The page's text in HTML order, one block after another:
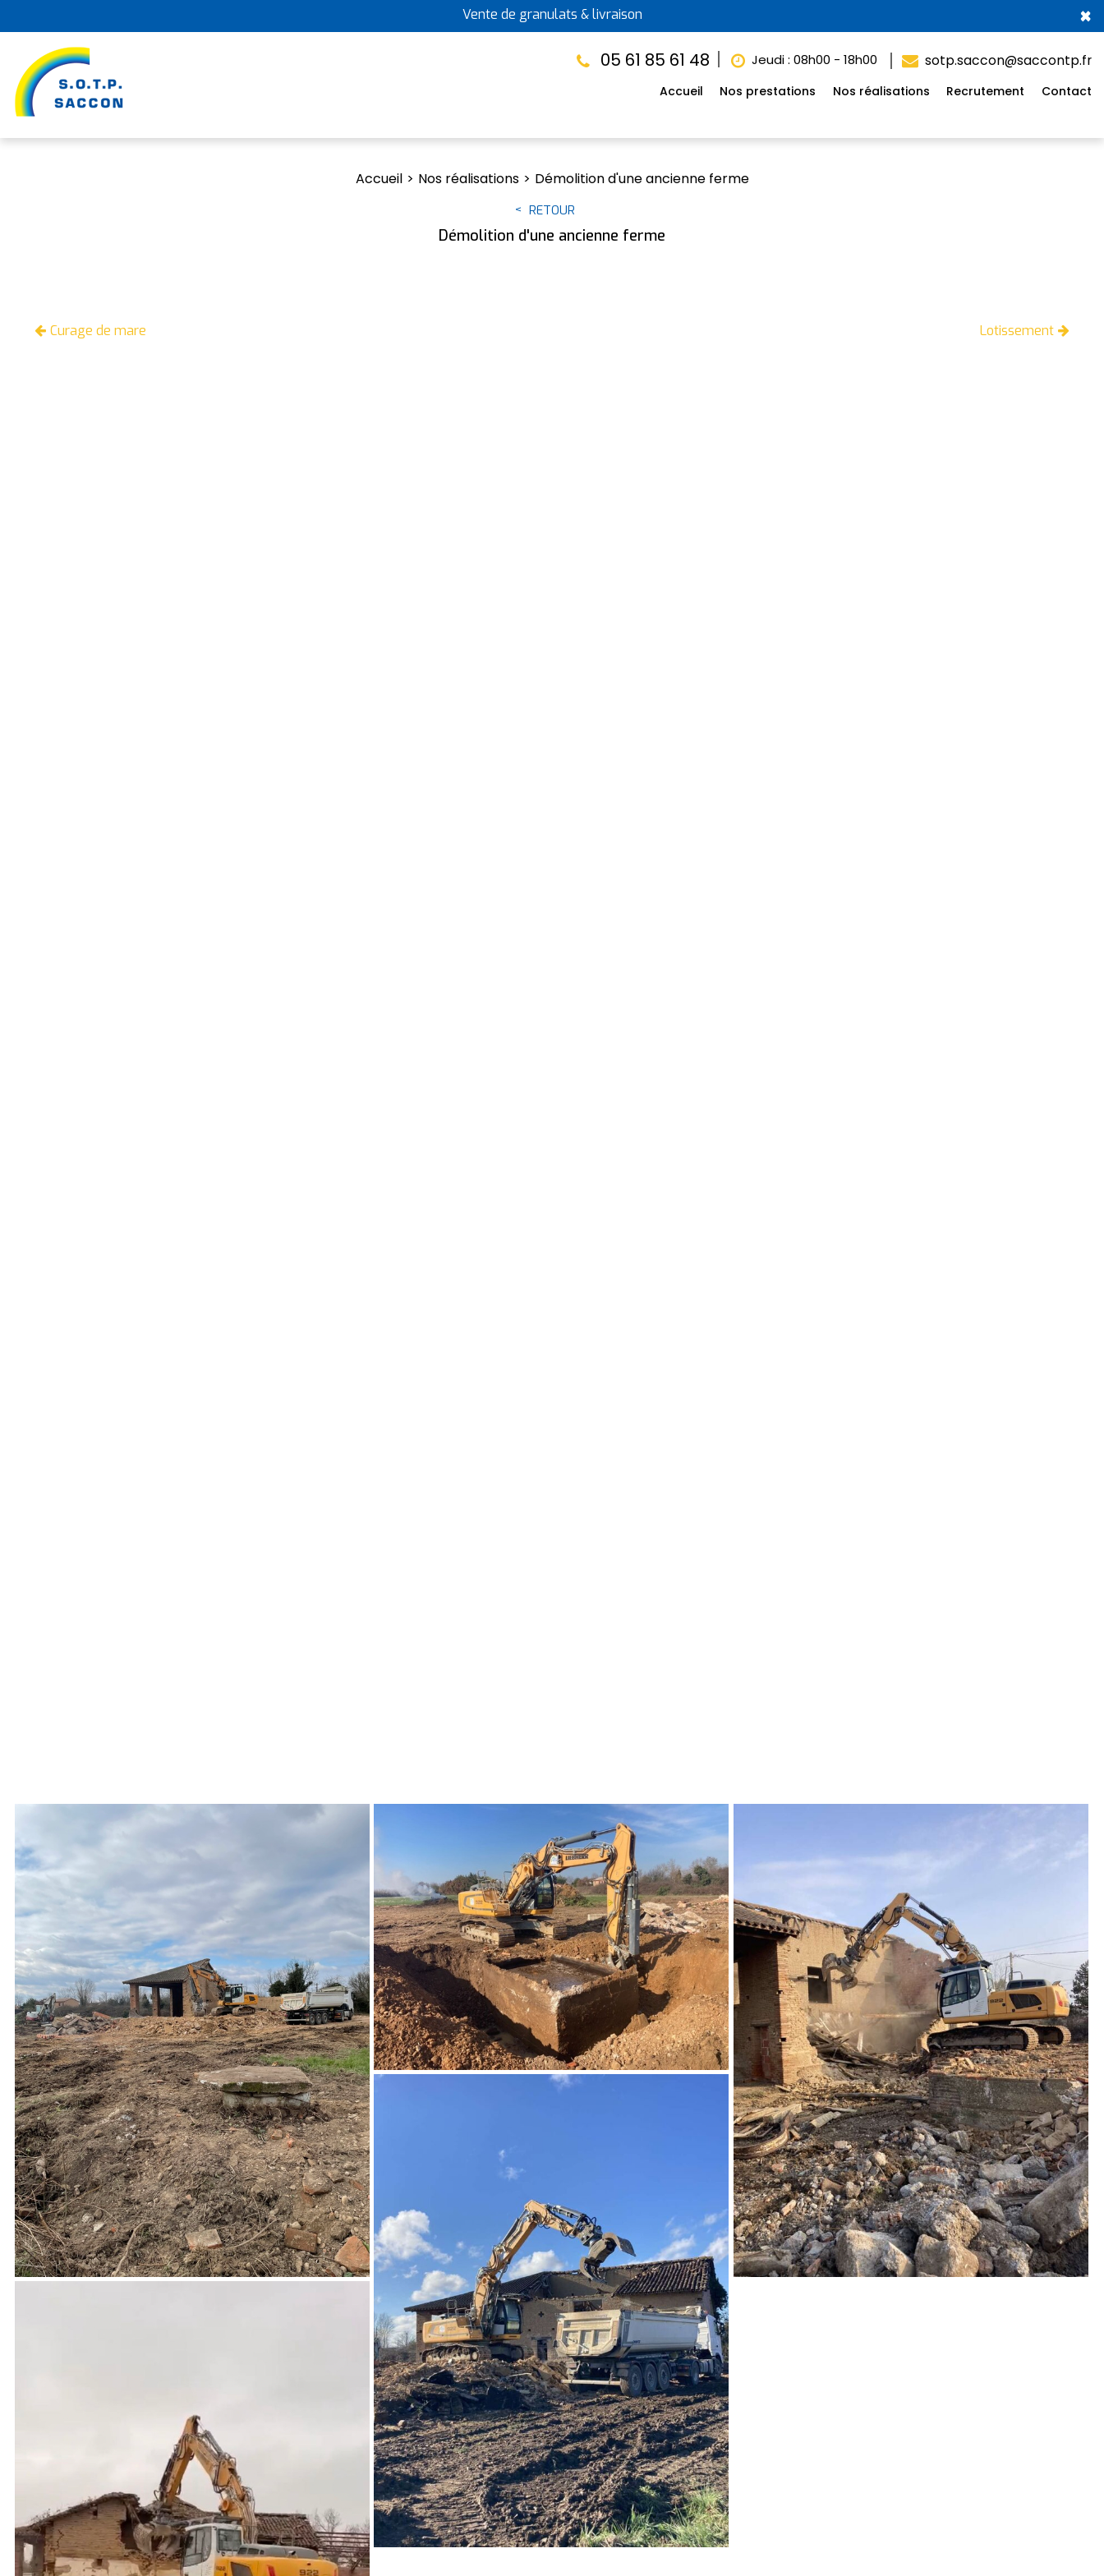
Vente de granulats & livraison ×
05 61 85 61 48 Jeudi : 08h00 - 18h00 sotp.saccon@saccontp.fr
Accueil Nos prestations Nos réalisations Recrutement Contact
Accueil Nos réalisations Démolition d'une ancienne ferme
RETOUR
Démolition d'une ancienne ferme
Curage de mare Lotissement